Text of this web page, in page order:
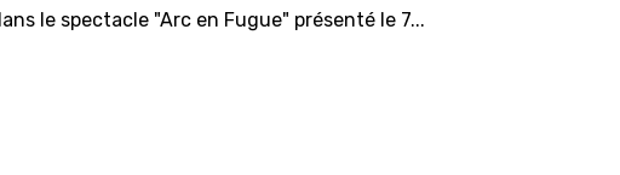
le spectacle "Arc en Fugue" présenté le 7...